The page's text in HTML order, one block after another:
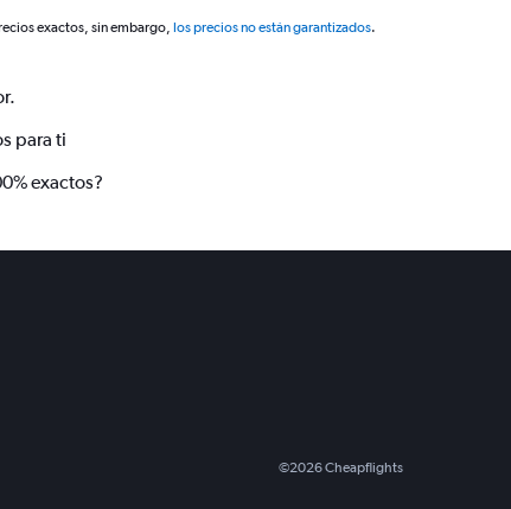
exactos, sin embargo, los precios no están garantizados.
para ti
exactos?
©2026Cheapflights